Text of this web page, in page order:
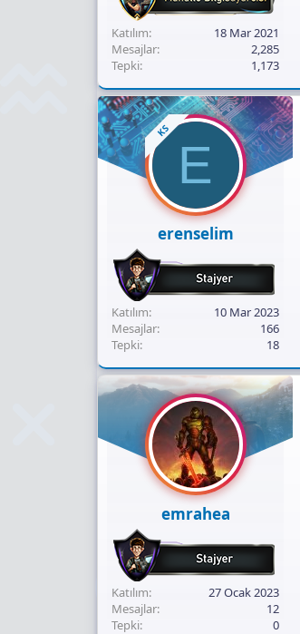
Katılım
18 Mar 2021
Mesajlar
2,285
Tepki
1,173
KS
E
erenselim
Katılım
10 Mar 2023
Mesajlar
166
Tepki
18
emrahea
Katılım
27 Ocak 2023
Mesajlar
12
Tepki
0